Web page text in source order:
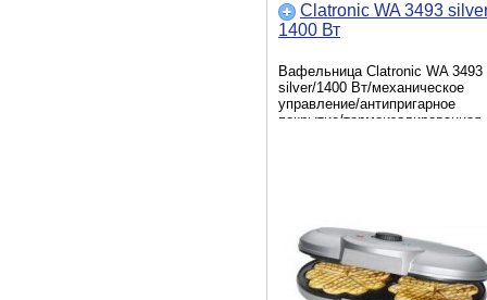
Clatronic WA 3493
1400 Вт
Вафельница Clatronic WA 3493
silver/1400 Вт/механическое
управление/антипригарное
покрытие/термоизолированная